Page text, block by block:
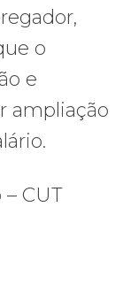
o
e
ampliação
– CUT